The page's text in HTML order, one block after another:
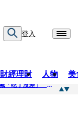
登入
財經理財 人物 美
明知辣椒粉含蘇丹紅還賣！無良業者撈百萬喊「吃了沒差」 法官打臉判6月不准緩刑